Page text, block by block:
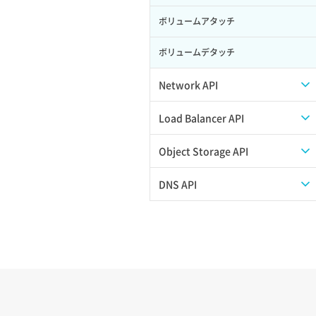
ボリュームアタッチ
ボリュームデタッチ
Network API
QoSポリシー一覧取得
QoSポリシー詳細取得
サブネット一覧取得
Load Balancer API
プール一覧取得
プール作成
Object Storage API
Web公開
DNS API